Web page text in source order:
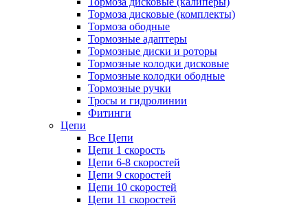
Тормоза дисковые (комплекты)
Тормоза ободные
Тормозные адаптеры
Тормозные диски и роторы
Тормозные колодки дисковые
Тормозные колодки ободные
Тормозные ручки
Тросы и гидролинии
Фитинги
Цепи
Все Цепи
Цепи 1 скорость
Цепи 6-8 скоростей
Цепи 9 скоростей
Цепи 10 скоростей
Цепи 11 скоростей